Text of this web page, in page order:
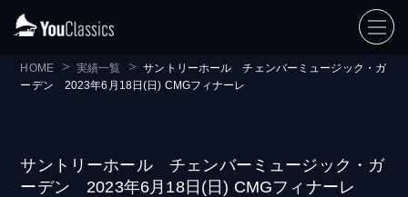
HOME 実績一覧
サントリーホール チェンバーミュージック・ガ
ーデン 2023年6月18日(日) CMGフィナーレ
サントリーホール チェンバーミュージック・ガ
ーデン 2023年6月18日(日) CMGフィナーレ